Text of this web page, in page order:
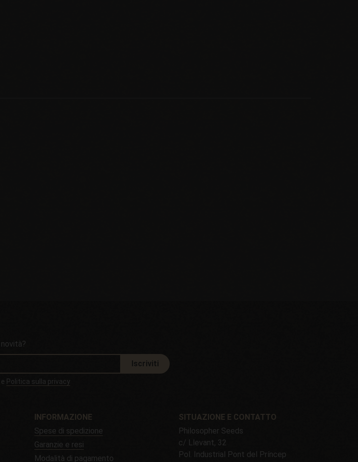
Iscriviti
e Politica sulla privacy
INFORMAZIONE
Spese di spedizione
Garanzie e resi
Modalità di pagamento
SITUAZIONE E CONTATTO
Philosopher Seeds
c/ Llevant, 32
Pol. Industrial Pont del Príncep